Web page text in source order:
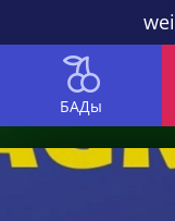
БАДы